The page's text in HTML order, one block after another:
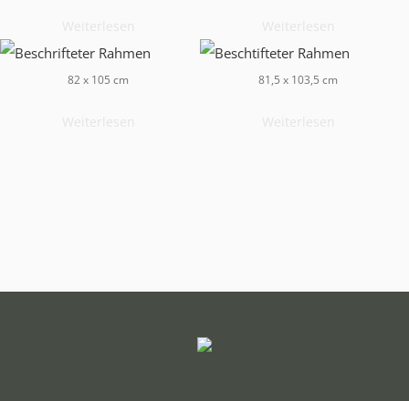
82 x 105 cm 81,5 x 103,5 cm